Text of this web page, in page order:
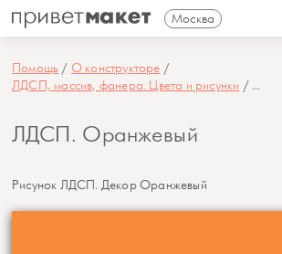
Москва
Помощь
О конструкторе
ЛДСП, массив, фанера. Цвета и рисунки
...
ЛДСП. Оранжевый
Рисунок ЛДСП. Декор Оранжевый